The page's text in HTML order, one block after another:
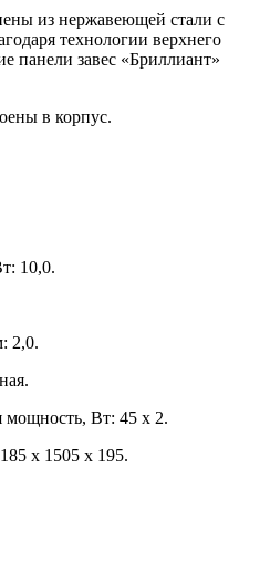
из нержавеющей стали с
технологии верхнего
панели завес «Бриллиант»
в корпус.
10,0.
2,0.
мощность, Вт: 45 х 2.
x 1505 x 195.